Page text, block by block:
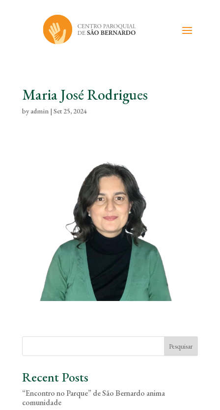
Maria José Rodrigues
byadmin| Set 25, 2024
Pesquisar
Recent Posts
“Encontro no Parque” de São Bernardo anima
comunidade